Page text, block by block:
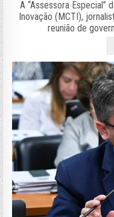
A “Assessora Especial”
Inovação (MCTI),
reunião de